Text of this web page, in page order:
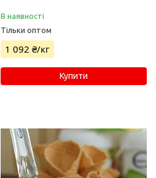
В наявності
Тільки оптом
1 092 ₴/кг
Купити